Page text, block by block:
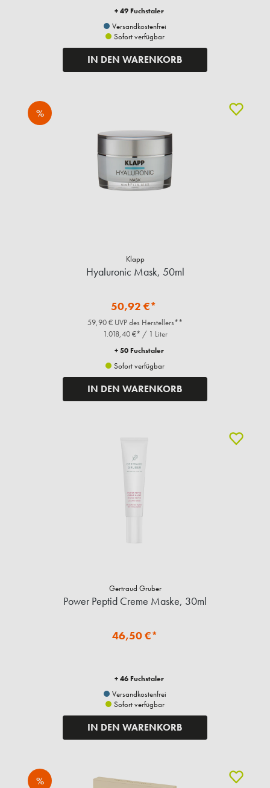
+ 49 Fuchstaler
Versandkostenfrei
Sofort verfügbar
IN DEN WARENKORB
%
Klapp
Hyaluronic Mask, 50ml
50,92 €*
59,90 € UVP des Herstellers**
1.018,40 €* / 1 Liter
+ 50 Fuchstaler
Sofort verfügbar
IN DEN WARENKORB
Gertraud Gruber
Power Peptid Creme Maske, 30ml
46,50 €*
+ 46 Fuchstaler
Versandkostenfrei
Sofort verfügbar
IN DEN WARENKORB
%